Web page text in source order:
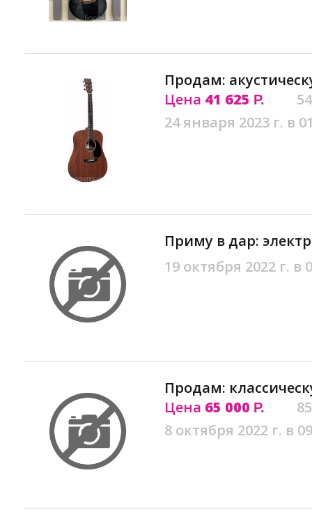
Продам:
Цена 41 625 Р.
24 января 2023 г. в
Приму в дар:
19 октября 2022 г. в
Продам:
Цена 65 000 Р.
8 октября 2022 г. в